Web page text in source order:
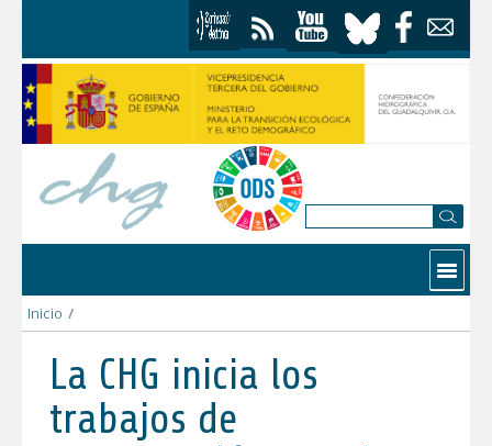
Contactar
Inicio /
La CHG inicia los
trabajos de